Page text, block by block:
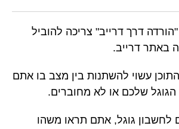
דרך דרייב" צריכה להוביל
באתר דרייב.
עשוי להשתנות בין מצב בו אתם
שלכם או לא מחוברים.
גוגל, אתם תראו משהו